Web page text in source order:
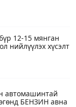
12-15 мянган
нийлүүлэх хүсэлт
автомашинтай
БЕНЗИН авна